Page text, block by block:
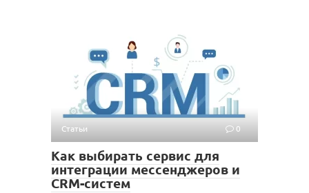
Статьи 0
Как выбирать сервис для
интеграции мессенджеров и
CRM-систем